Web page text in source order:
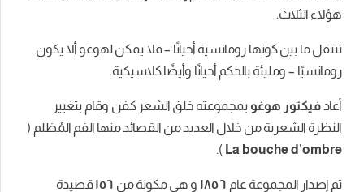
كونهارومانسيةأحيانًا– فلايمكنلهوغوألايكون
بالحكمأحيانًاوأيضًاكلاسيكية.
بمجموعته خلقالشعركفن وقام بتغيير
منخلالالعديدمن القصائدمنهاالفمالمُظلم(
La
).
عام١٨٥٦وهىمكونة من ١٥٦قصيدة